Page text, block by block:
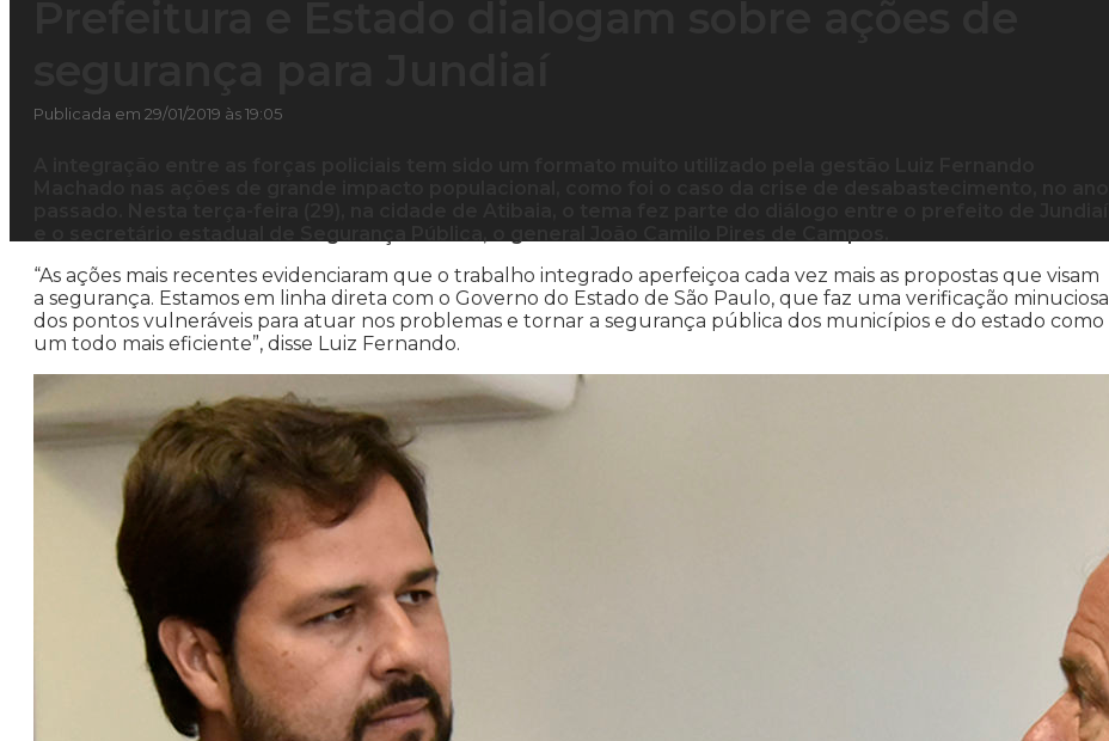
Publicada em 29/01/2019 às 19:05
“As ações mais recentes evidenciaram que o trabalho integrado aperfeiçoa cada vez mais as propostas que visam
a segurança. Estamos em linha direta com o Governo do Estado de São Paulo, que faz uma verificação minuciosa
dos pontos vulneráveis para atuar nos problemas e tornar a segurança pública dos municípios e do estado como
um todo mais eficiente”, disse Luiz Fernando.